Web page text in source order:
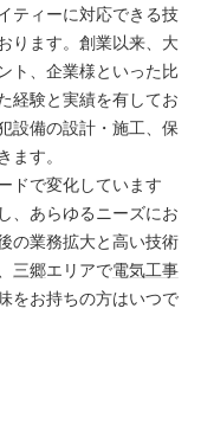
ティーに対応できる技
ります。創業以来、大
ト、企業様といった比
経験と実績を有してお
設備の設計・施工、保
す。
ドで変化しています
、あらゆるニーズにお
の業務拡大と高い技術
三郷エリアで電気工事
をお持ちの方はいつで